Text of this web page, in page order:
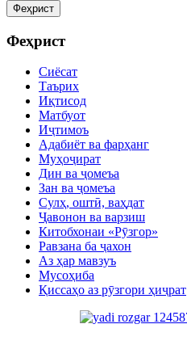
Феҳрист
Феҳрист
Сиёсат
Таърих
Иқтисод
Матбуот
Иҷтимоъ
Адабиёт ва фарҳанг
Муҳоҷират
Дин ва ҷомеъа
Зан ва ҷомеъа
Сулҳ, оштӣ, ваҳдат
Ҷавонон ва варзиш
Китобхонаи «Рӯзгор»
Равзана ба ҷахон
Аз ҳар мавзуъ
Мусоҳиба
Қиссаҳо аз рӯзгори ҳиҷрат